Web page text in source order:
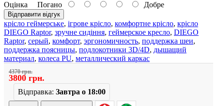
Оцінка Погано Добре
Відправити відгук
крісло геймерське, ігрове крісло, комфортне крісло, крісло
DIEGO Raptor, зручне сидіння, геймерское кресло, DIEGO
Raptor, серый, комфорт, эргономичность, поддержка шеи,
поддержка поясницы, подлокотники 3D/4D, дышащий
материал, колеса PU, металлический каркас
4370 грн.
3800 грн.
Відправка: Завтра о 18:00